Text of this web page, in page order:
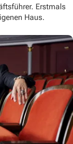
Erstmals
Haus.